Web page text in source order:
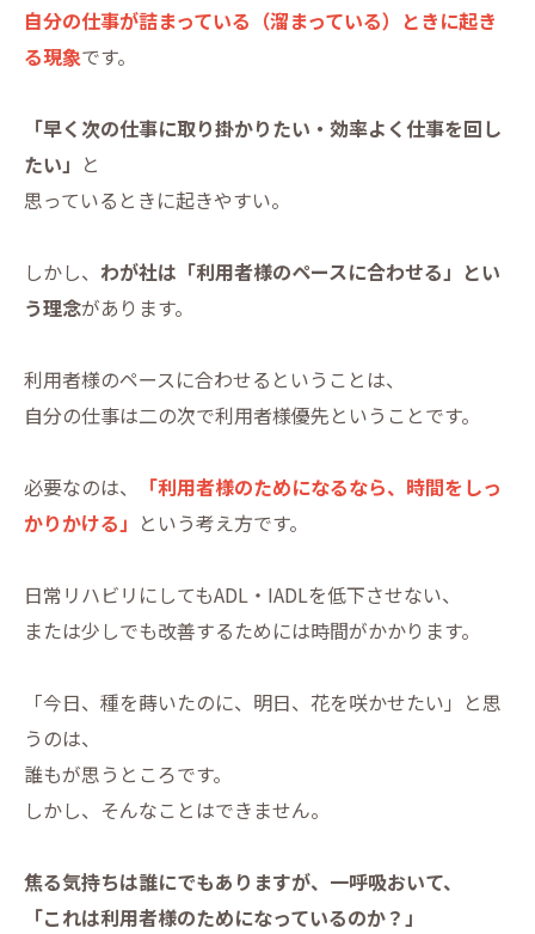
自分の仕事が詰まっている（溜まっている）ときに起き
る現象です。
「早く次の仕事に取り掛かりたい・効率よく仕事を回し
たい」 と
思っているときに起きやすい。
しかし、 わが社は「利用者様のペースに合わせる」とい
う理念があります。
利用者様のペースに合わせるということは、
自分の仕事は二の次で利用者様優先ということです。
必要なのは、
「利用者様のためになるなら、時間をしっ
かりかける」 という考え方です。
日常リハビリにしてもADL・IADLを低下させない、
または少しでも改善するためには時間がかかります。
「今日、種を蒔いたのに、明日、花を咲かせたい」と思
うのは、
誰もが思うところです。
しかし、そんなことはできません。
焦る気持ちは誰にでもありますが、一呼吸おいて、
「これは利用者様のためになっているのか？」